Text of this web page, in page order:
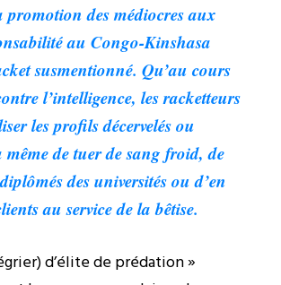
promotion des médiocres aux
au Congo-Kinshasa
susmentionné. Qu’au cours
l’intelligence, les racketteurs
les profils décervelés ou
même de tuer de sang froid, de
des universités ou d’en
au service de la bêtise.
d’élite de prédation »